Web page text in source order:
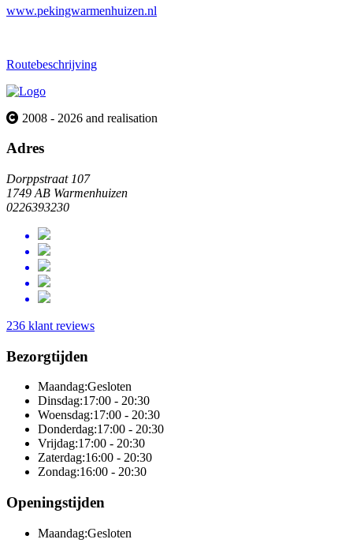
www.pekingwarmenhuizen.nl
Routebeschrijving
2008 - 2026 and realisation
Adres
Dorppstraat 107
1749 AB Warmenhuizen
0226393230
236 klant reviews
Bezorgtijden
Maandag:Gesloten
Dinsdag:17:00 - 20:30
Woensdag:17:00 - 20:30
Donderdag:17:00 - 20:30
Vrijdag:17:00 - 20:30
Zaterdag:16:00 - 20:30
Zondag:16:00 - 20:30
Openingstijden
Maandag:Gesloten